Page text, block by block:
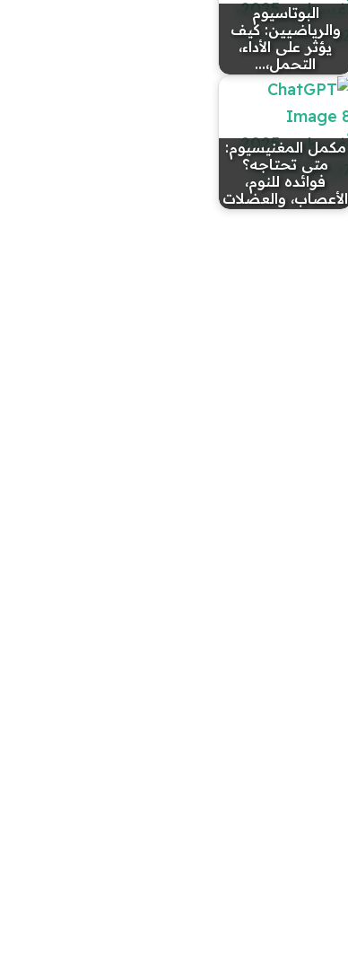
البوتاسيوم
والرياضيين: كيف
يؤثر على الأداء،
التحمل،…
مكمل المغنيسيوم:
متى تحتاجه؟
فوائده للنوم،
الأعصاب، والعضلات